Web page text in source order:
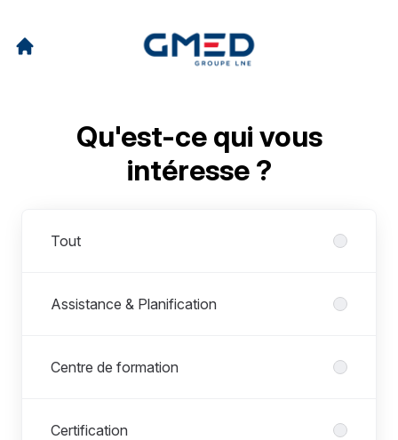
Qu'est-ce qui vous
intéresse ?
Tout
Assistance & Planification
Centre de formation
Certification